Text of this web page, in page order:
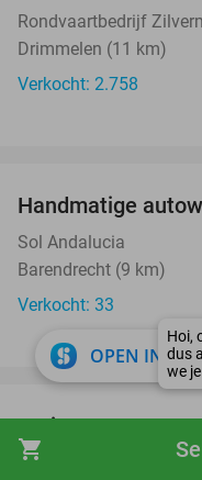
shopping_cart
Rondvaartbedrijf
Drimmelen (11 km)
Verkocht: 2.758
Handmatige
Sol Andalucia
Barendrecht (9 km)
Verkocht: 33
Surinaamse 2-
keuzediner bij
OPEN IN APP